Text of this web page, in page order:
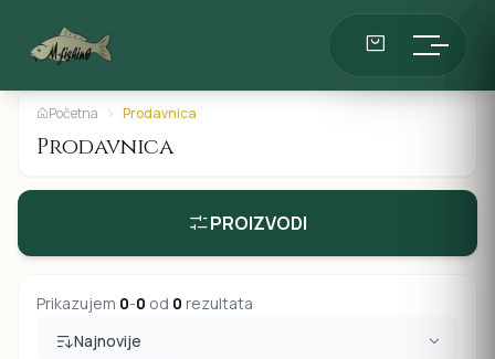
Početna Prodavnica
Prodavnica
PROIZVODI
Prikazujem 0-0 od 0 rezultata
Najnovije